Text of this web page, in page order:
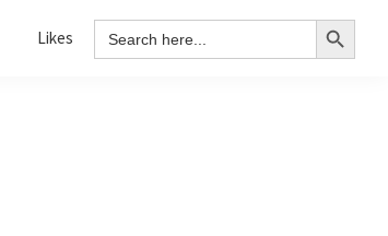
Likes Search
for:
Search Button